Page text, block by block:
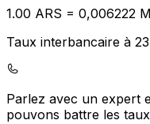
1.00 ARS = 0,006222
Taux interbancaire à
Parlez avec un expert
pouvons battre les